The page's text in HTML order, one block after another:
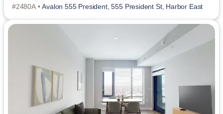
#2480A •Avalon 555 President, 555 President St, Harbor East